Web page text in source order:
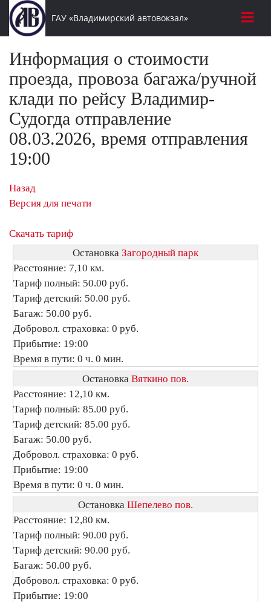
ГАУ «Владимирский автовокзал»
Информация о стоимости
проезда, провоза багажа/ручной
клади по рейсу Владимир-
Судогда отправление
08.03.2026, время отправления
19:00
Назад
Версия для печати
Скачать тариф
Остановка Загородный парк
Расстояние: 7,10 км.
Тариф полный: 50.00 руб.
Тариф детский: 50.00 руб.
Багаж: 50.00 руб.
Добровол. страховка: 0 руб.
Прибытие: 19:00
Время в пути: 0 ч. 0 мин.
Остановка Вяткино пов.
Расстояние: 12,10 км.
Тариф полный: 85.00 руб.
Тариф детский: 85.00 руб.
Багаж: 50.00 руб.
Добровол. страховка: 0 руб.
Прибытие: 19:00
Время в пути: 0 ч. 0 мин.
Остановка Шепелево пов.
Расстояние: 12,80 км.
Тариф полный: 90.00 руб.
Тариф детский: 90.00 руб.
Багаж: 50.00 руб.
Добровол. страховка: 0 руб.
Прибытие: 19:00